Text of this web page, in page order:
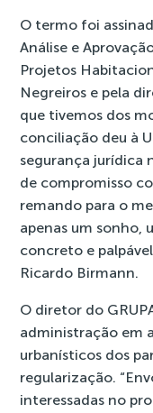
O termo foi
Análise e
Projetos
Negreiros e pela
que tivemos dos
conciliação deu à
segurança jurídica
de compromisso
remando para o
apenas um sonho,
concreto e
Ricardo Birmann.
O diretor do
administração em
urbanísticos dos
regularização.
interessadas no